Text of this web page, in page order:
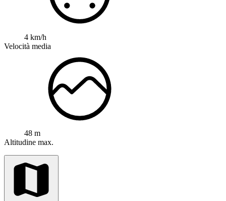
4 km/h
Velocità media
48 m
Altitudine max.